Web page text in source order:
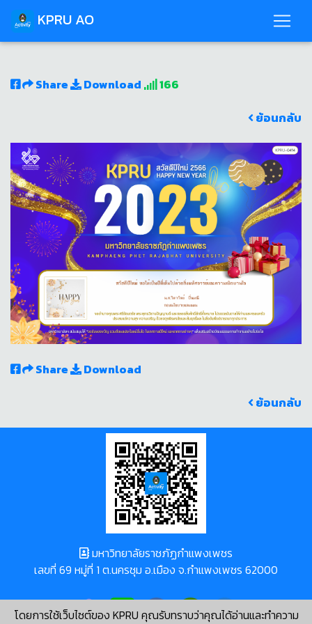
KPRU AO
Share Download
166
ย้อนกลับ
Share
Download
ย้อนกลับ
โดยการใช้เว็บไซต์ของ KPRU คุณรับทราบว่าคุณได้อ่านและทำความ
มหาวิทยาลัยราชภัฏกำแพงเพชร
เลขที่ 69 หมู่ที่ 1 ต.นครชุม อ.เมือง จ.กำแพงเพชร 62000